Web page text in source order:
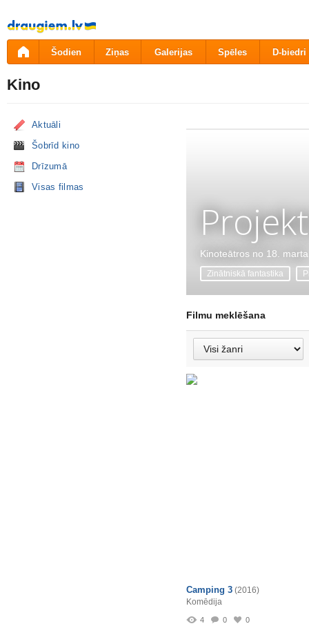
Pāriet
uz
saturu
Šodien Ziņas Galerijas Spēles D-biedri
Kino
Aktuāli
Šobrīd kino
Drīzumā
Visas filmas
Kinoteātros no 18. marta
Zinātniskā fantastika
Filmu meklēšana
Camping 3 (2016)
Komēdija
4 0 0